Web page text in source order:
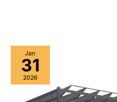
Jan
31
2026